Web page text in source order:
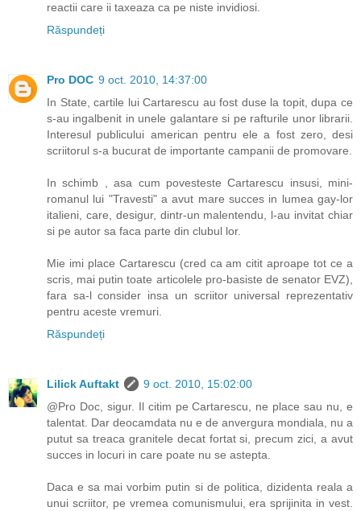
reactii care ii taxeaza ca pe niste invidiosi.
Răspundeți
Pro DOC 9 oct. 2010, 14:37:00
In State, cartile lui Cartarescu au fost duse la topit, dupa ce
s-au ingalbenit in unele galantare si pe rafturile unor librarii.
Interesul publicului american pentru ele a fost zero, desi
scriitorul s-a bucurat de importante campanii de promovare.
In schimb , asa cum povesteste Cartarescu insusi, mini-
romanul lui "Travesti" a avut mare succes in lumea gay-lor
italieni, care, desigur, dintr-un malentendu, l-au invitat chiar
si pe autor sa faca parte din clubul lor.
Mie imi place Cartarescu (cred ca am citit aproape tot ce a
scris, mai putin toate articolele pro-basiste de senator EVZ),
fara sa-l consider insa un scriitor universal reprezentativ
pentru aceste vremuri.
Răspundeți
Lilick Auftakt
9 oct. 2010, 15:02:00
@Pro Doc, sigur. Il citim pe Cartarescu, ne place sau nu, e
talentat. Dar deocamdata nu e de anvergura mondiala, nu a
putut sa treaca granitele decat fortat si, precum zici, a avut
succes in locuri in care poate nu se astepta.
Daca e sa mai vorbim putin si de politica, dizidenta reala a
unui scriitor, pe vremea comunismului, era sprijinita in vest.